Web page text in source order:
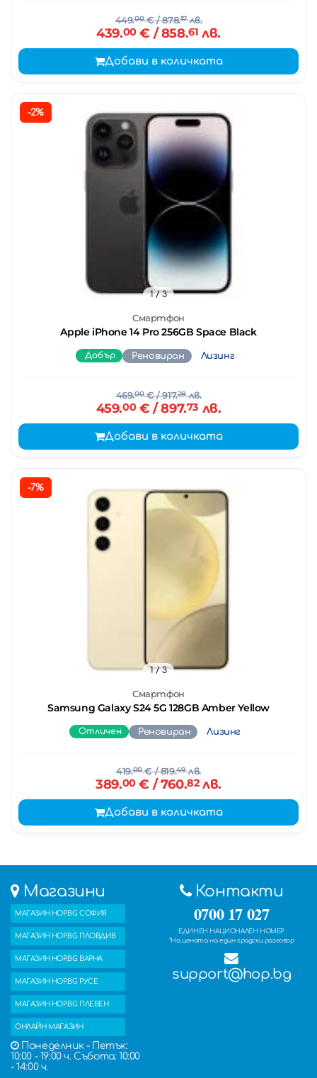
449.00€/ 878.17лв.
439.00€ / 858.61 лв.
Добави в количката
-2%
Смартфон
Apple iPhone 14 Pro 256GB Space Black
1/ 3
Добър Реновиран Лизинг
469.00€/ 917.28лв.
459.00€ / 897.73 лв.
Добави в количката
-7%
Смартфон
Samsung Galaxy S24 5G 128GB Amber Yellow
1/ 3
Отличен Реновиран Лизинг
419.00€/ 819.49лв.
389.00€ / 760.82лв.
Добави в количката
Магазини
МАГАЗИН HOP.BG СОФИЯ
МАГАЗИН HOP.BG ПЛОВДИВ
МАГАЗИН HOP.BG ВАРНА
МАГАЗИН HOP.BG РУСЕ
МАГАЗИН HOP.BG ПЛЕВЕН
ОНЛАЙН МАГАЗИН
Понеделник - Петък:
10:00 - 19:00 ч. Събота: 10:00
- 14:00 ч.
Контакти
0700 17 027
ЕДИНЕН НАЦИОНАЛЕН НОМЕР
*На цената на един градски разговор
support@hop.bg